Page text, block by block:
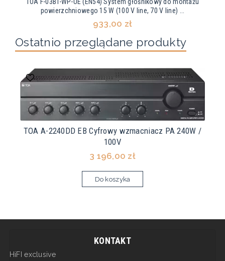
TOA F-03BT-WP-UE (EN54) System głośnikowy do montażu
powierzchniowego 15 W (100 V line, 70 V line) ...
933,00 zł
Ostatnio przeglądane produkty
TOA A-2240DD EB Cyfrowy wzmacniacz PA 240W /
100V
3 196,00 zł
Do koszyka
KONTAKT
HiFI exclusive